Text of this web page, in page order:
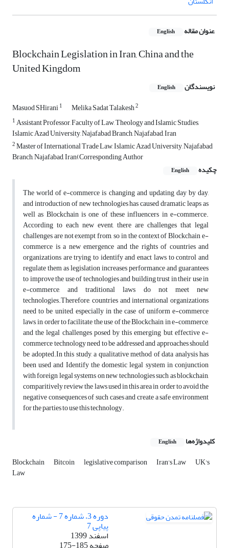
عنوان مقاله English
Blockchain Legislation in Iran, China and the
United Kingdom
نویسندگان English
Masuod SHirani1 Melika Sadat Talakesh2
1Assistant Professor, Faculty of Law, Theology and Islamic Studies,
Islamic Azad University, Najafabad Branch, Najafabad, Iran
2Master of International Trade Law, Islamic Azad University, Najafabad
Branch, Najafabad, Iran(Corresponding Author
چکیده
English
The world of e-commerce is changing and updating day by day,
and introduction of new technologies has caused dramatic leaps as
well as Blockchain is one of these influencers in e-commerce.
According to each new event, there are challenges that legal
challenges are not exempt from, so in the context of Blockchain e-
commerce is a new emergence and the rights of countries and
organizations are trying to identify and enact laws to control and
regulate them as legislation increases performance and guarantees
to improve the use of technologies and building trust in their use in
e-commerce, and traditional laws do not meet new
technologies.Therefore, countries and international organizations
need to be united, especially in the case of uniform e-commerce
laws, in order to facilitate the use of the Blockchain in e-commerce,
and the legal challenges posed by this emerging but effective e-
commerce technology need to be addressed and approaches should
be adopted.In this study, a qualitative method of data analysis has
been used and Identify the domestic legal system in conjunction
with foreign legal systems on new technologies such as blockchain,
comparitively review the laws used in this area in order to avoid the
negative consequences of such cases and create a safe environment
for the parties to use this technology.
کلیدواژه‌ها English
Blockchain Bitcoin legislative comparison Iran's Law UK's
Law
دوره 3، شماره 7 - شماره
پیاپی 7
اسفند 1399